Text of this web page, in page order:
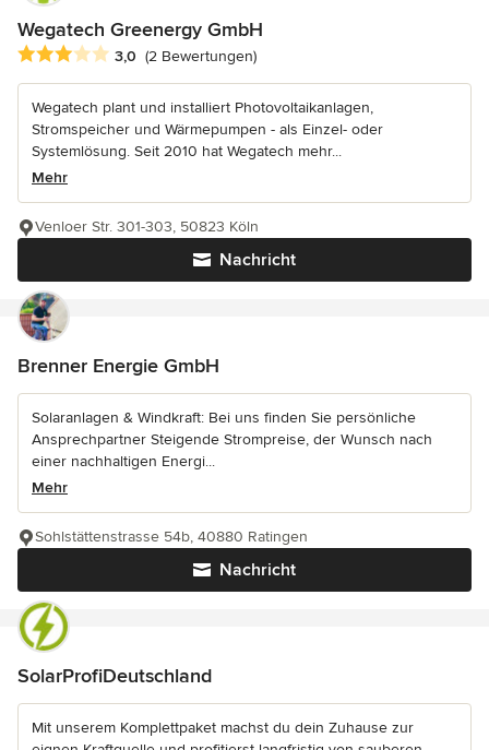
Wegatech Greenergy GmbH
Durchschnittliche Bewertung: 3 von 5 Sternen
3,0 (2 Bewertungen)
Wegatech plant und installiert Photovoltaikanlagen,
Stromspeicher und Wärmepumpen - als Einzel- oder
Systemlösung. Seit 2010 hat Wegatech mehr...
Mehr
Nachricht
Venloer Str. 301-303, 50823 Köln
Brenner Energie GmbH
Solaranlagen & Windkraft: Bei uns finden Sie persönliche
Ansprechpartner Steigende Strompreise, der Wunsch nach
einer nachhaltigen Energi...
Mehr
Nachricht
Sohlstättenstrasse 54b, 40880 Ratingen
SolarProfiDeutschland
Mit unserem Komplettpaket machst du dein Zuhause zur